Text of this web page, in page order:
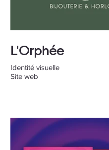
L'Orphée
Identité visuelle
Site web